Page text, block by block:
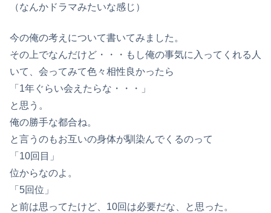
（なんかドラマみたいな感じ）
今の俺の考えについて書いてみました。
その上でなんだけど・・・もし俺の事気に入ってくれる人
いて、会ってみて色々相性良かったら
「1年ぐらい会えたらな・・・」
と思う。
俺の勝手な都合ね。
と言うのもお互いの身体が馴染んでくるのって
「10回目」
位からなのよ。
「5回位」
と前は思ってたけど、10回は必要だな、と思った。